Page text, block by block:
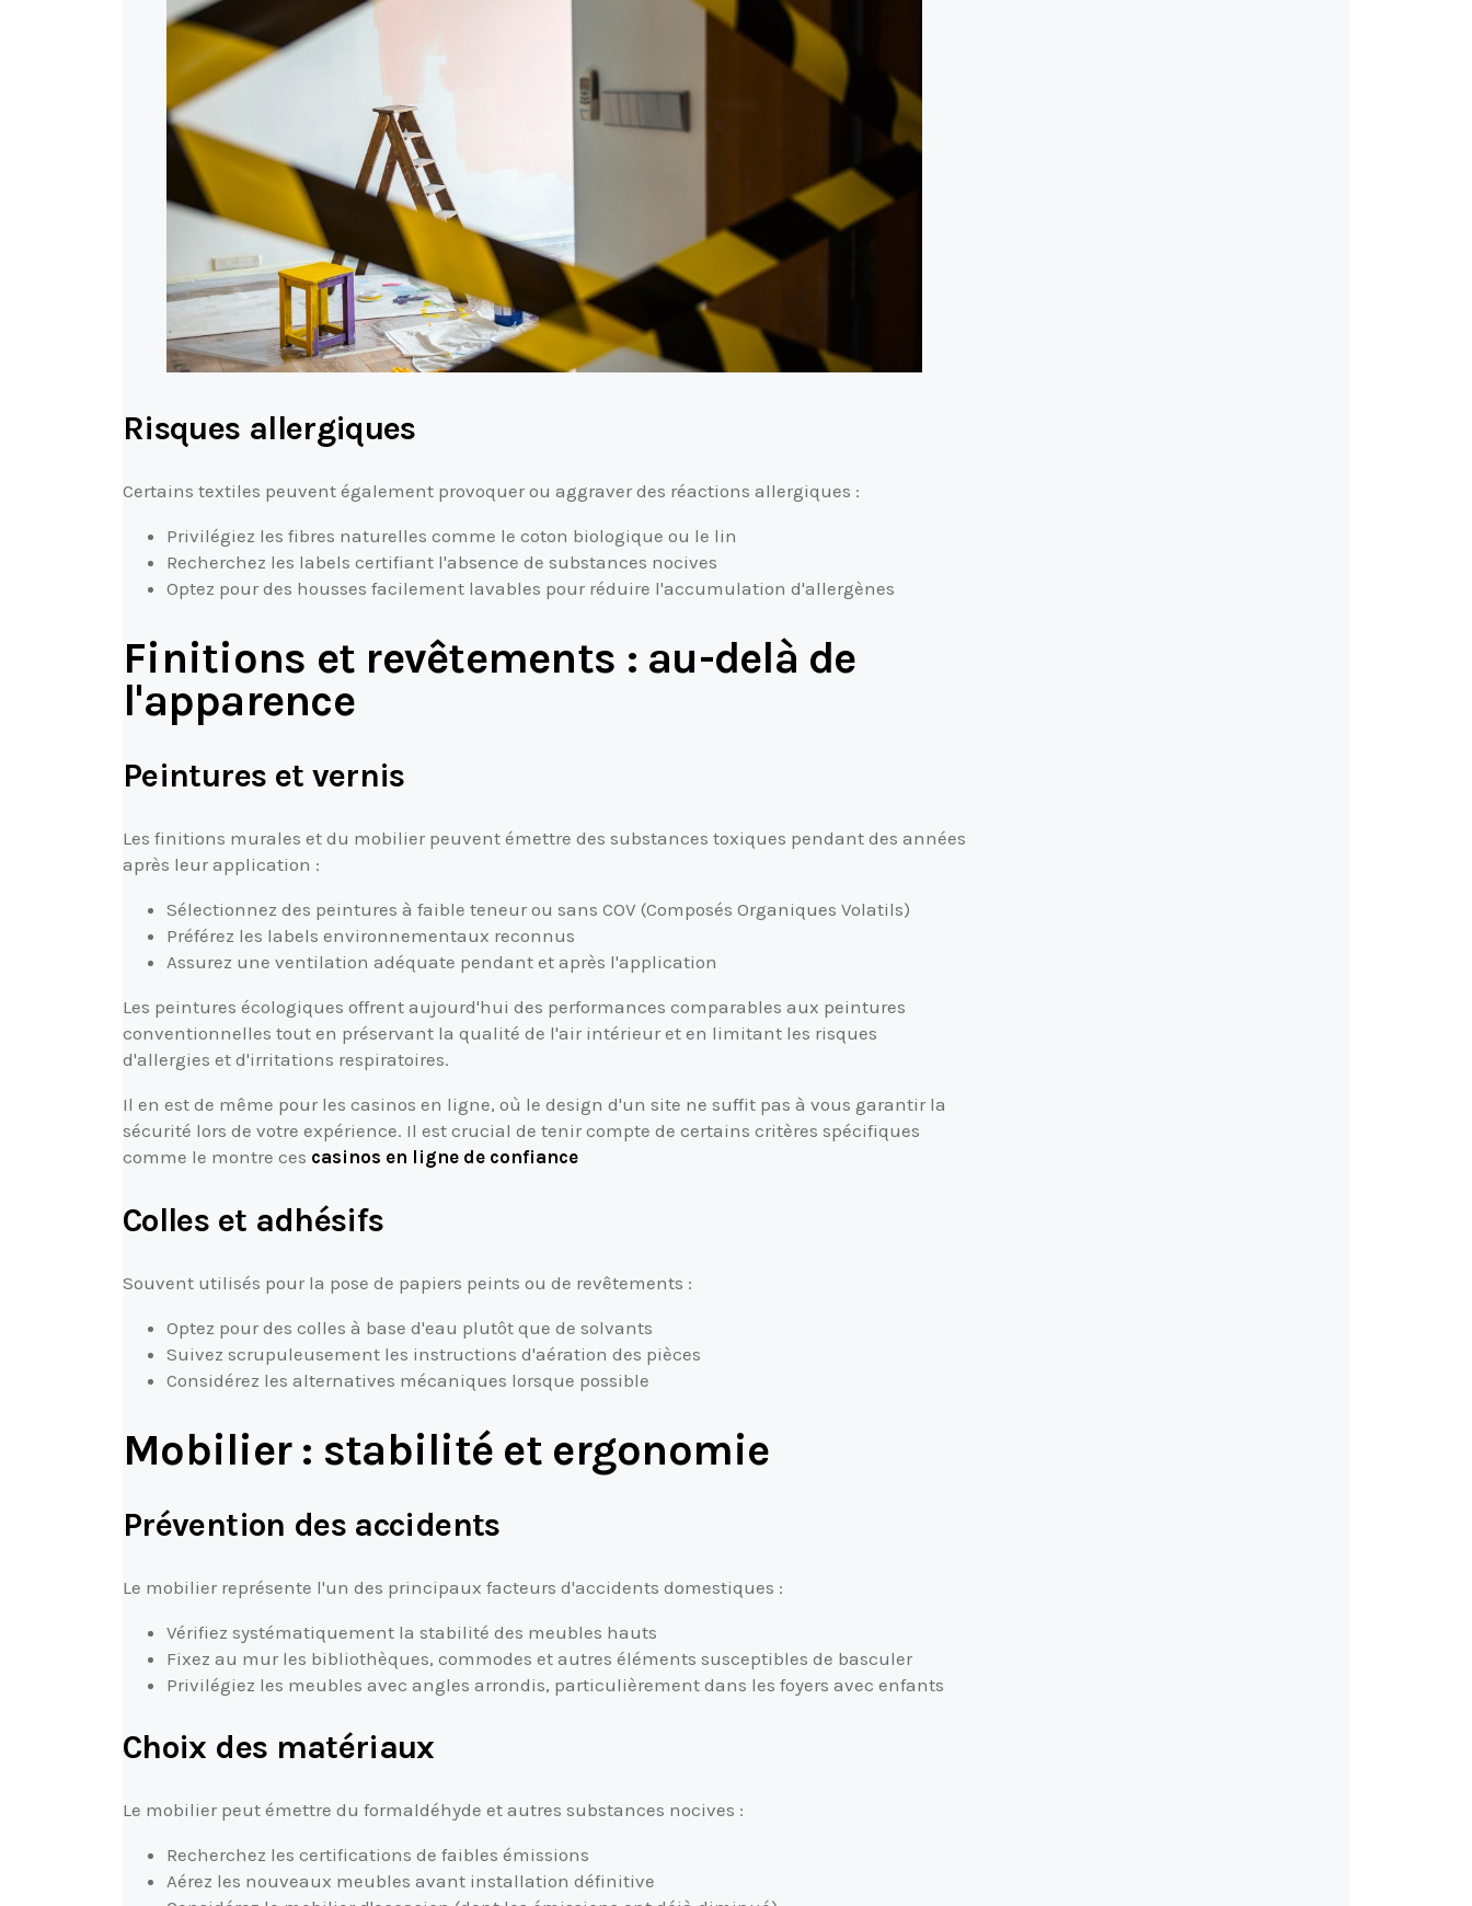
Risques allergiques
Certains textiles peuvent également provoquer ou aggraver des réactions allergiques :
Privilégiez les fibres naturelles comme le coton biologique ou le lin
Recherchez les labels certifiant l'absence de substances nocives
Optez pour des housses facilement lavables pour réduire l'accumulation d'allergènes
Finitions et revêtements : au-delà de
l'apparence
Peintures et vernis
Les finitions murales et du mobilier peuvent émettre des substances toxiques pendant des années
après leur application :
Sélectionnez des peintures à faible teneur ou sans COV (Composés Organiques Volatils)
Préférez les labels environnementaux reconnus
Assurez une ventilation adéquate pendant et après l'application
Les peintures écologiques offrent aujourd'hui des performances comparables aux peintures
conventionnelles tout en préservant la qualité de l'air intérieur et en limitant les risques
d'allergies et d'irritations respiratoires.
Il en est de même pour les casinos en ligne, où le design d'un site ne suffit pas à vous garantir la
sécurité lors de votre expérience. Il est crucial de tenir compte de certains critères spécifiques
comme le montre ces casinos en ligne de confiance
Colles et adhésifs
Souvent utilisés pour la pose de papiers peints ou de revêtements :
Optez pour des colles à base d'eau plutôt que de solvants
Suivez scrupuleusement les instructions d'aération des pièces
Considérez les alternatives mécaniques lorsque possible
Mobilier : stabilité et ergonomie
Prévention des accidents
Le mobilier représente l'un des principaux facteurs d'accidents domestiques :
Vérifiez systématiquement la stabilité des meubles hauts
Fixez au mur les bibliothèques, commodes et autres éléments susceptibles de basculer
Privilégiez les meubles avec angles arrondis, particulièrement dans les foyers avec enfants
Choix des matériaux
Le mobilier peut émettre du formaldéhyde et autres substances nocives :
Recherchez les certifications de faibles émissions
Aérez les nouveaux meubles avant installation définitive